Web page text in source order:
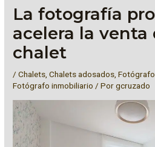
La fotografía
acelera la venta
chalet
/Chalets ,Chalets adosados ,
Fotógrafo inmobiliario / Porgcruzado